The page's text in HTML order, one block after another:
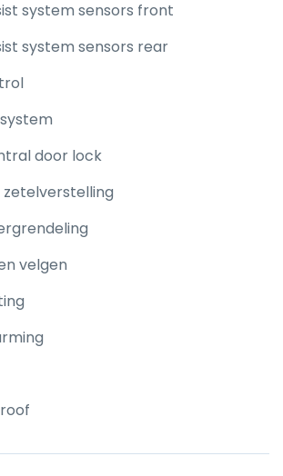
system sensors front
system sensors rear
door lock
zetelverstelling
velgen